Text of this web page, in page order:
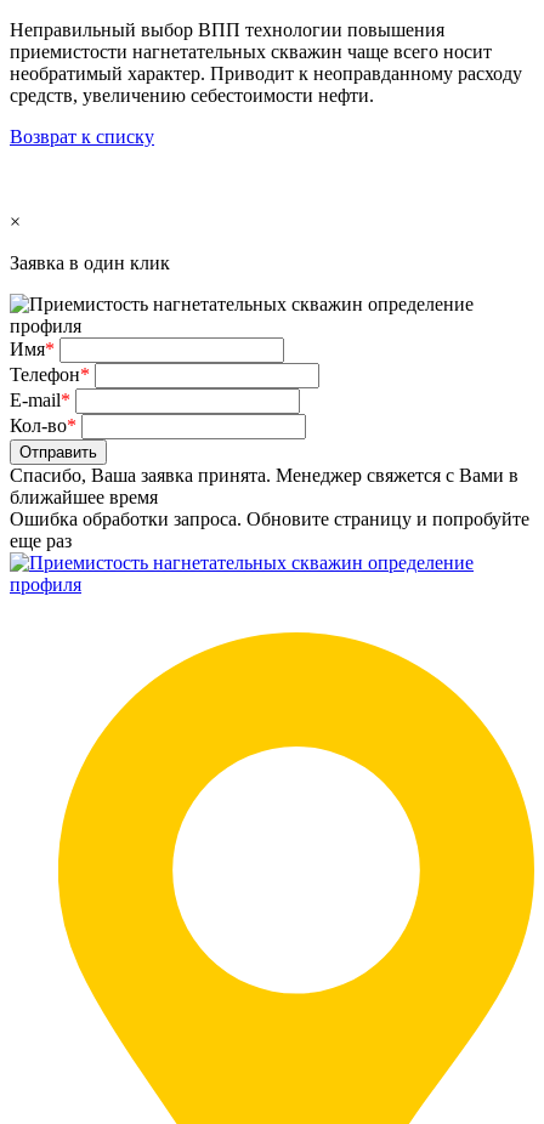
Неправильный выбор ВПП технологии повышения
приемистости нагнетательных скважин чаще всего носит
необратимый характер. Приводит к неоправданному расходу
средств, увеличению себестоимости нефти.
Возврат к списку
×
Заявка в один клик
Имя*
Телефон*
E-mail*
Кол-во*
Отправить
Спасибо, Ваша заявка принята. Менеджер свяжется с Вами в
ближайшее время
Ошибка обработки запроса. Обновите страницу и попробуйте
еще раз